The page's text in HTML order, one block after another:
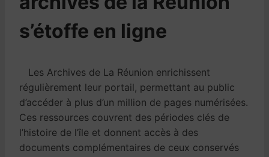
s’étoffe en ligne
Les Archives de La Réunion enrichissent
régulièrement leur portail, permettant au public
d’accéder à plus d’un million de pages numérisées.
Ces ressources couvrent des périodes clés de
l’histoire de l’île et donnent accès à des
documents complémentaires de ceux conservés